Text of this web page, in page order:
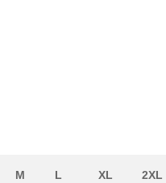
M L XL 2XL